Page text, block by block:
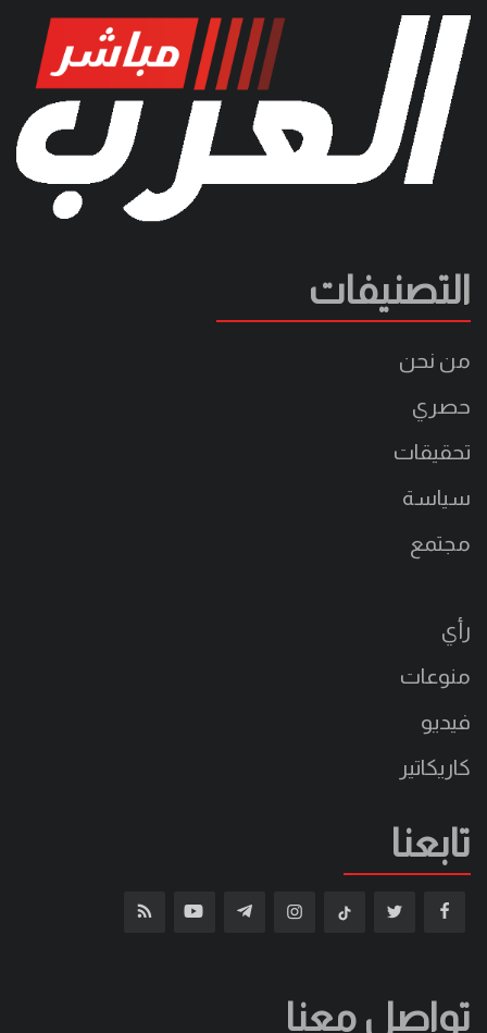
التصنيفات
من نحن
حصري
تحقيقات
سياسة
مجتمع
رأي
منوعات
فيديو
كاريكاتير
تابعنا
تواصل معنا